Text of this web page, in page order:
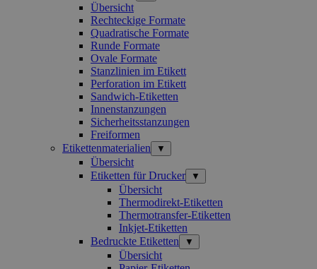
Übersicht
Rechteckige Formate
Quadratische Formate
Runde Formate
Ovale Formate
Stanzlinien im Etikett
Perforation im Etikett
Sandwich-Etiketten
Innenstanzungen
Sicherheitsstanzungen
Freiformen
Etikettenmaterialien
▼
Übersicht
Etiketten für Drucker
▼
Übersicht
Thermodirekt-Etiketten
Thermotransfer-Etiketten
Inkjet-Etiketten
Bedruckte Etiketten
▼
Übersicht